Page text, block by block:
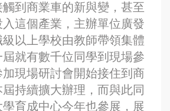
到商業車的新與變，甚至
這個產業，主辦單位廣發
以上學校由教師帶領集體
就有數千位同學到現場參
現場研討會開始接住到商
持續擴大辦理，而與此同
育成中心今年也參展，展